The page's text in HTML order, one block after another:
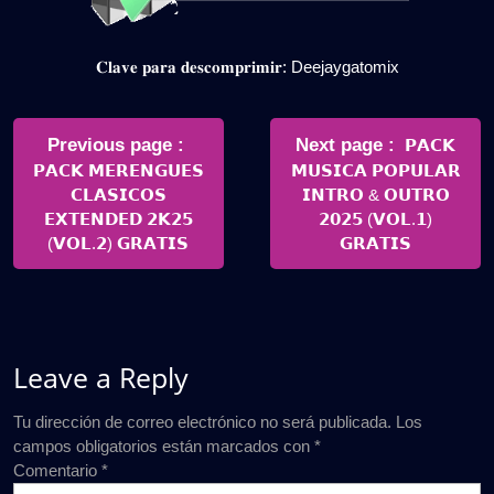
𝐂𝐥𝐚𝐯𝐞 𝐩𝐚𝐫𝐚 𝐝𝐞𝐬𝐜𝐨𝐦𝐩𝐫𝐢𝐦𝐢𝐫: Deejaygatomix
Navegación
entradas
Previous page
Posts
𝗣𝗔𝗖𝗞 𝗠𝗘𝗥𝗘𝗡𝗚𝗨𝗘𝗦
𝗖𝗟𝗔𝗦𝗜𝗖𝗢𝗦
𝗘𝗫𝗧𝗘𝗡𝗗𝗘𝗗 𝟮𝗞𝟮𝟱
(𝗩𝗢𝗟.𝟮) 𝗚𝗥𝗔𝗧𝗜𝗦
Next page
Newer
Posts
𝗣𝗔𝗖𝗞
𝗠𝗨𝗦𝗜𝗖𝗔 𝗣𝗢𝗣𝗨𝗟𝗔𝗥
𝗜𝗡𝗧𝗥𝗢 & 𝗢𝗨𝗧𝗥𝗢
𝟮𝟬𝟮𝟱 (𝗩𝗢𝗟.𝟭)
𝗚𝗥𝗔𝗧𝗜𝗦
Leave a Reply
Tu dirección de correo electrónico no será publicada. Los
campos obligatorios están marcados con *
Comentario *